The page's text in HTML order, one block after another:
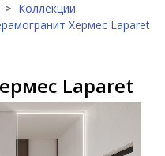
Коллекции
Хермес Laparet
Laparet